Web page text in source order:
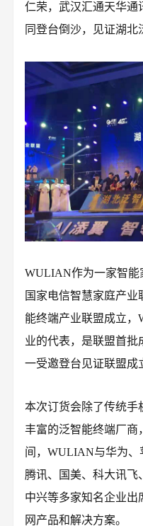
仁荣，武汉汇通天华通
同登台倒沙，见证湖北
WULIAN作为一家智能
国家电信智慧家庭产
能终端产业联盟成立
业的代表，是联盟首批
一受邀登台见证联盟成
本次订货会除了传统手
丰富的泛智能终端厂商
间，WULIAN与华为、
腾讯、国美、科大讯飞
中兴等多家知名企业出
网产品和解决方案。